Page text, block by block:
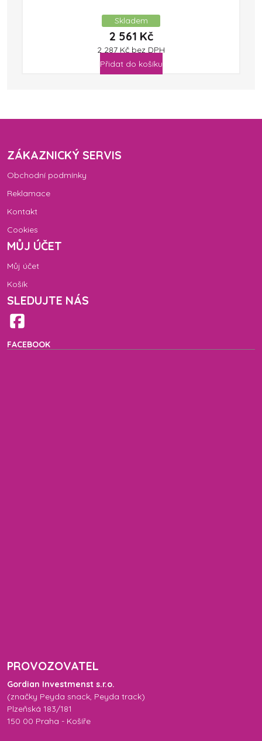
Skladem
2 561 Kč
2 287 Kč bez DPH
Přidat do košíku
ZÁKAZNICKÝ SERVIS
Obchodní podmínky
Reklamace
Kontakt
Cookies
MŮJ ÚČET
Můj účet
Košík
SLEDUJTE NÁS
FACEBOOK
PROVOZOVATEL
Gordian Investmenst s.r.o.
(značky Peyda snack, Peyda track)
Plzeňská 183/181
150 00 Praha - Košíře